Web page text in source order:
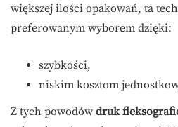
większej ilości opakowań, ta
preferowanym wyborem dzięki:
szybkości,
niskim kosztom
Z tych powodów druk